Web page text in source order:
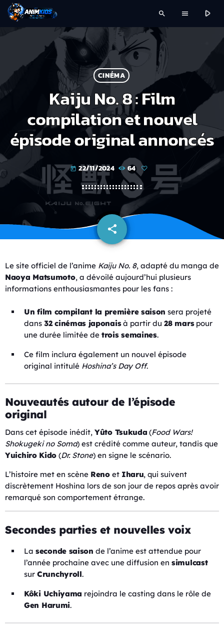
search menu play_arrow
CINÉMA
Kaiju No. 8 : Film
compilation et nouvel
épisode original annoncés
today 22/11/2024 64
share
email
Le site officiel de l’anime Kaiju No. 8, adapté du manga de
Naoya Matsumoto, a dévoilé aujourd’hui plusieurs
informations enthousiasmantes pour les fans :
Un film compilant la première saison sera projeté
dans 32 cinémas japonaisà partir du28 marspour
une durée limitée de trois semaines.
Ce film inclura également un nouvel épisode
original intitulé Hoshina’s Day Off.
Nouveautés autour de l’épisode
original
Dans cet épisode inédit, Yûto Tsukuda (Food Wars!
Shokugeki no Soma) est crédité comme auteur, tandis que
Yuichiro Kido (Dr. Stone) en signe le scénario.
L’histoire met en scène Renoet Iharu, qui suivent
discrètement Hoshina lors de son jour de repos après avoir
remarqué son comportement étrange.
Secondes parties et nouvelles voix
La seconde saison de l’anime est attendue pour
l’année prochaine avec une diffusion en simulcast
sur Crunchyroll.
Kôki Uchiyama rejoindra le casting dans le rôle de
Gen Harumi.